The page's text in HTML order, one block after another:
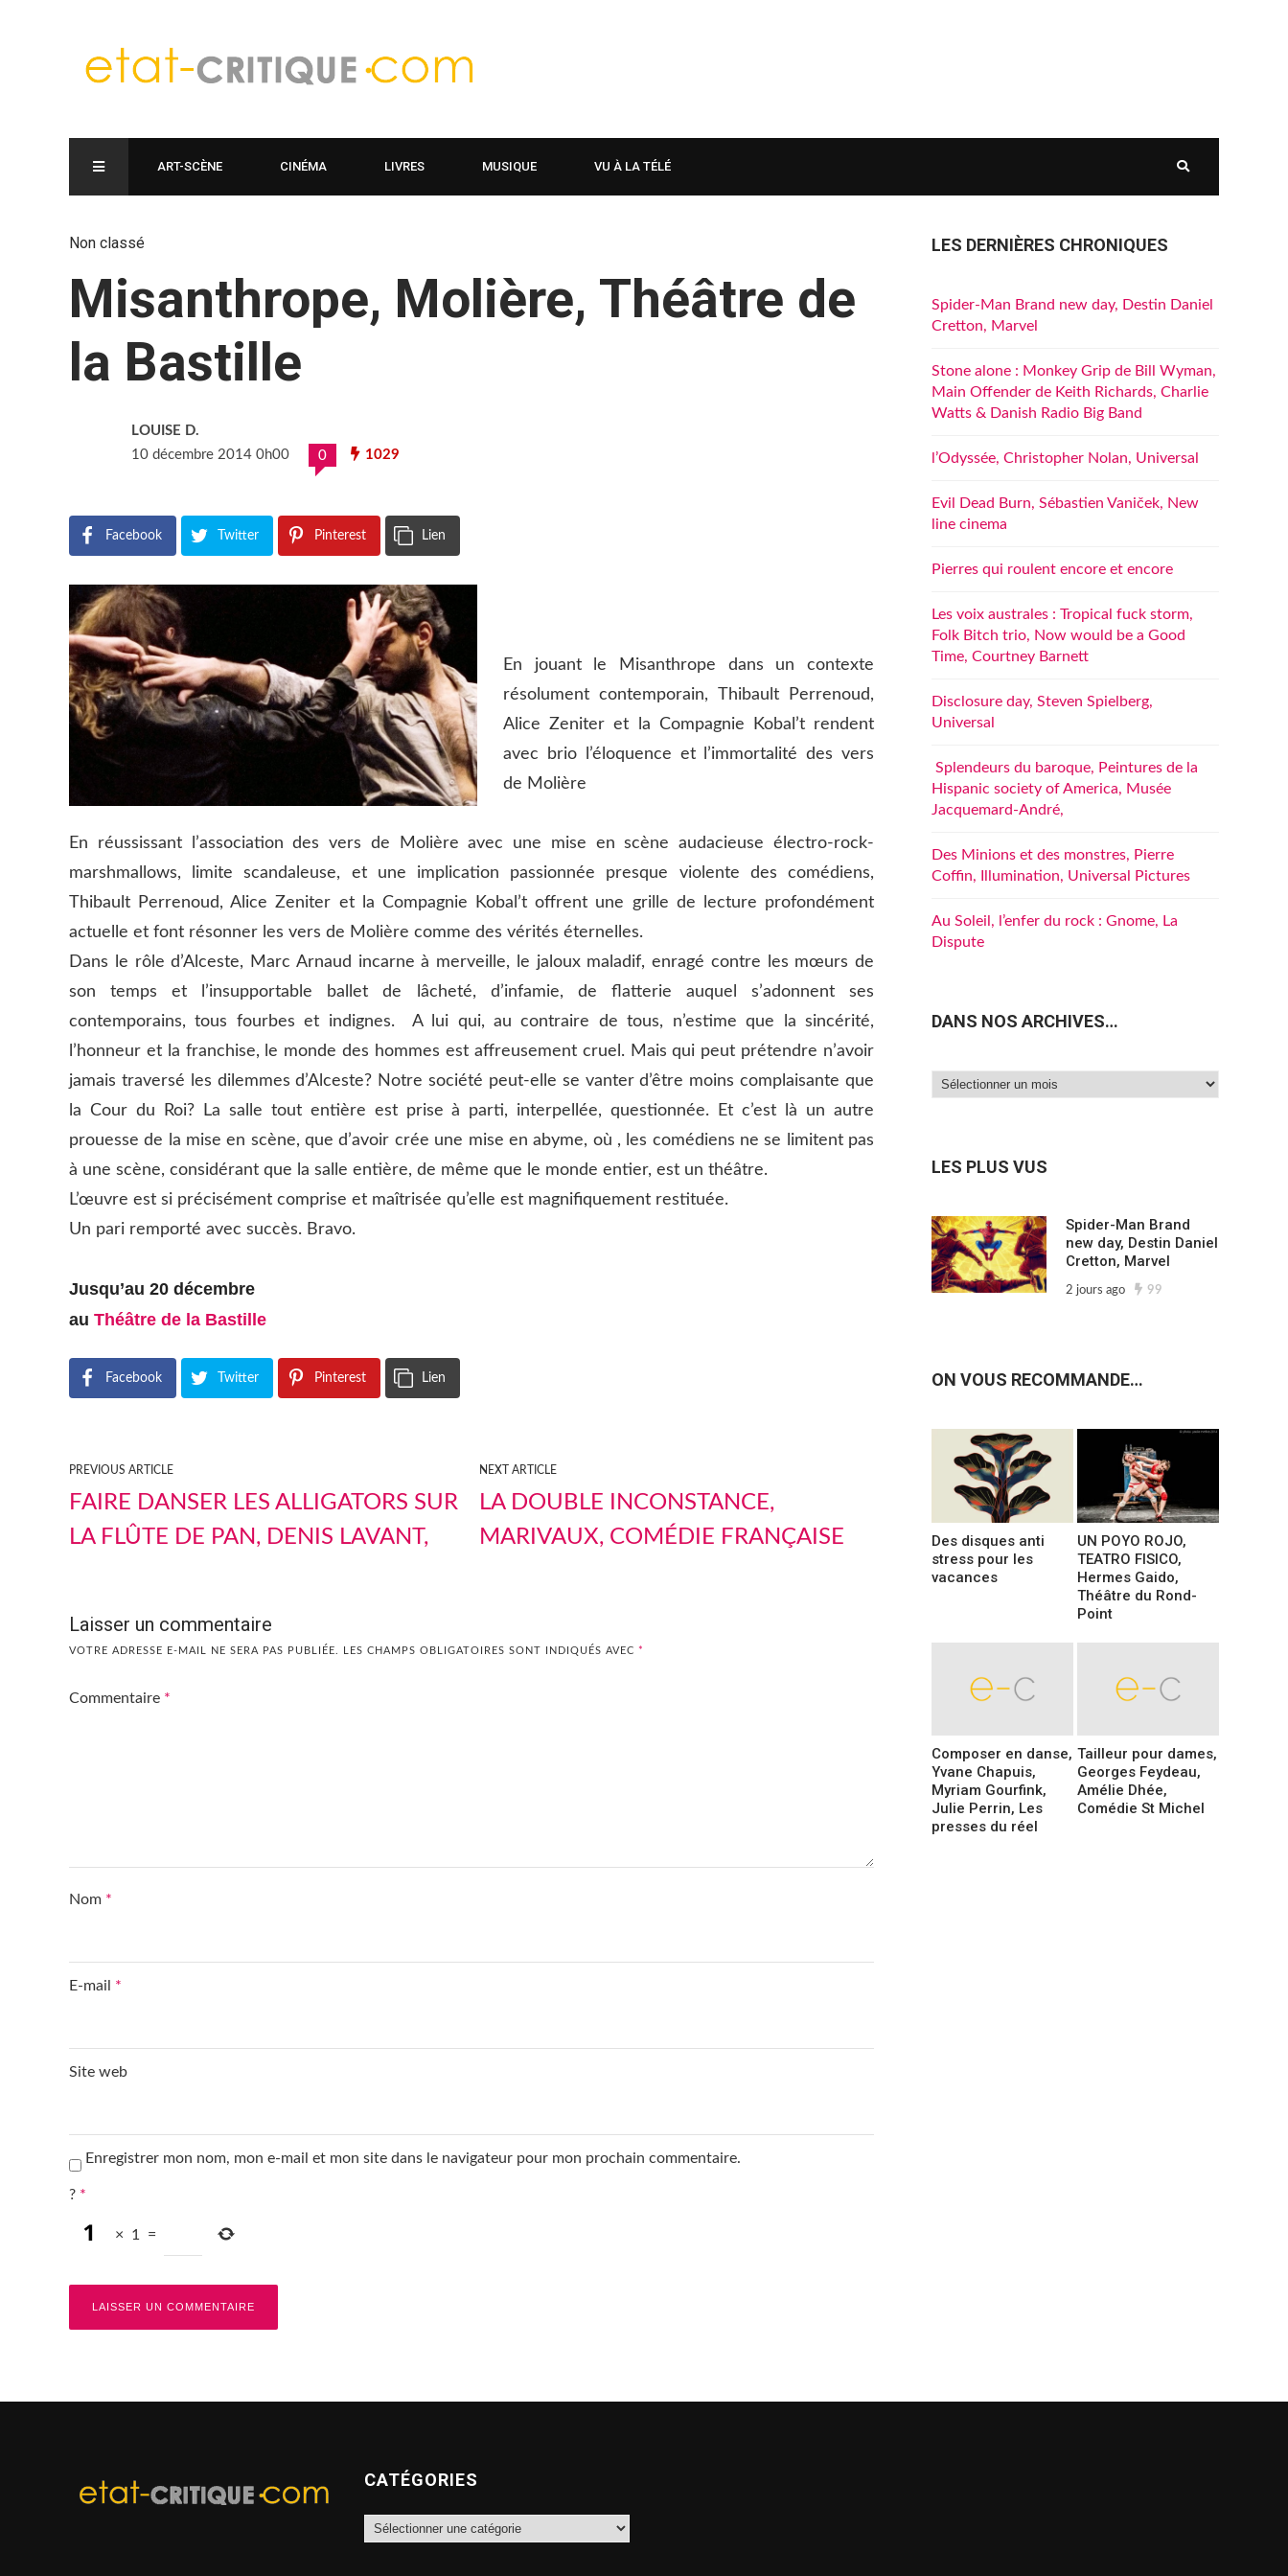
ART-SCÈNE CINÉMA LIVRES MUSIQUE VU À LA TÉLÉ
Non classé
Misanthrope, Molière, Théâtre de
la Bastille
LOUISE D.
10 décembre 2014 0h00
0 1029
Facebook Twitter Pinterest Lien
En jouant le Misanthrope dans un contexte
résolument contemporain, Thibault Perrenoud,
Alice Zeniter et la Compagnie Kobal’t rendent
avec brio
l’éloquence et l’immortalité des vers
de Molière
En réussissant l’association des vers de Molière avec une mise en scène audacieuse électro-rock-
marshmallows, limite scandaleuse, et une implication passionnée presque violente des comédiens,
Thibault Perrenoud, Alice Zeniter et la Compagnie Kobal’t offrent une grille de lecture profondément
actuelle et font résonner les vers de Molière comme des vérités éternelles.
Dans le rôle d’Alceste, Marc Arnaud incarne à merveille, le jaloux maladif, enragé contre les mœurs de
son temps et l’insupportable ballet de lâcheté, d’infamie, de flatterie auquel s’adonnent ses
contemporains, tous fourbes et indignes. A lui qui, au contraire de tous, n’estime que la sincérité,
l’honneur et la franchise, le monde des hommes est affreusement cruel. Mais qui peut prétendre n’avoir
jamais traversé les dilemmes d’Alceste? Notre société peut-elle se vanter d’être moins complaisante que
la Cour du Roi?
La salle tout entière est prise à parti, interpellée, questionnée. Et c’est là un autre
prouesse de la mise en scène, que d’avoir crée une mise en abyme, où , les comédiens ne se limitent pas
à une scène, considérant que la salle entière, de même que le monde entier, est un théâtre.
L’œuvre est si précisément comprise et maîtrisée qu’elle est magnifiquement restituée.
Un pari remporté avec succès. Bravo.
Jusqu’au 20 décembre
au Théâtre de la Bastille
Facebook Twitter Pinterest Lien
PREVIOUS ARTICLE
FAIRE DANSER LES ALLIGATORS SUR
LA FLÛTE DE PAN, DENIS LAVANT,
NEXT ARTICLE
LA DOUBLE INCONSTANCE,
MARIVAUX, COMÉDIE FRANÇAISE
Laisser un commentaire
VOTRE ADRESSE E-MAIL NE SERA PAS PUBLIÉE. LES CHAMPS OBLIGATOIRES SONT INDIQUÉS AVEC *
Commentaire *
Nom *
E-mail *
Site web
Enregistrer mon nom, mon e-mail et mon site dans le navigateur pour mon prochain commentaire.
? *
× 1 =
LES DERNIÈRES CHRONIQUES
Spider-Man Brand new day, Destin Daniel
Cretton, Marvel
Stone alone : Monkey Grip de Bill Wyman,
Main Offender de Keith Richards, Charlie
Watts & Danish Radio Big Band
l’Odyssée, Christopher Nolan, Universal
Evil Dead Burn, Sébastien Vaniček, New
line cinema
Pierres qui roulent encore et encore
Les voix australes : Tropical fuck storm,
Folk Bitch trio, Now would be a Good
Time, Courtney Barnett
Disclosure day, Steven Spielberg,
Universal
Splendeurs du baroque, Peintures de la
Hispanic society of America, Musée
Jacquemard-André,
Des Minions et des monstres, Pierre
Coffin, Illumination, Universal Pictures
Au Soleil, l’enfer du rock : Gnome, La
Dispute
DANS NOS ARCHIVES…
Dans
LES PLUS VUS
Spider-Man Brand
new day, Destin Daniel
Cretton, Marvel
2 jours ago 99
ON VOUS RECOMMANDE…
Des disques anti
stress pour les
vacances
UN POYO ROJO,
TEATRO FISICO,
Hermes Gaido,
Théâtre du Rond-
Point
Composer en danse,
Yvane Chapuis,
Myriam Gourfink,
Julie Perrin, Les
presses du réel
Tailleur pour dames,
Georges Feydeau,
Amélie Dhée,
Comédie St Michel
CATÉGORIES
Catégories